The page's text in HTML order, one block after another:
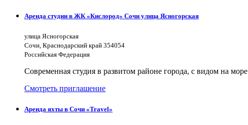
Аренда студии в ЖК «Кислород» Сочи улица Ясногорская
улица Ясногорская
Сочи, Краснодарский край 354054
Российская Федерация
Современная студия в развитом районе города, с видом на море
Смотреть приглашение
Аренда яхты в Сочи «Travel»